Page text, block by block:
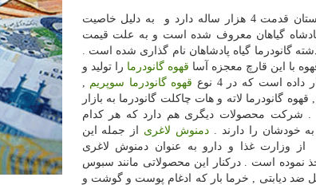
گانودرما در چین باستان قدمت 4 هزار ساله دارد و به دلیل خاصیت
گیاهان معروف شده است و به علت قیمت
گانودرما گیاه پادشاهان نام گذاری شده است .
با این قارچ معجزه آسا قهوه گانودرما را تولید و
است که در 4 نوع
قهوه گانودرما سوپریم ,
قهوه گانودرما لاته و هات چاکلت گانودرما به بازار
شرکت محصولات دیگری هم دارد که هر کدام
خودشان را دارند . دمنوش لاغری از جمله این
وزارت غذا و دارو به عنوان دمنوش لاغری
نموده است . درکنار این محصولاتی مانند سبوس
ضد دیابتی , خرما بار که ادغام پوست و گوشت و